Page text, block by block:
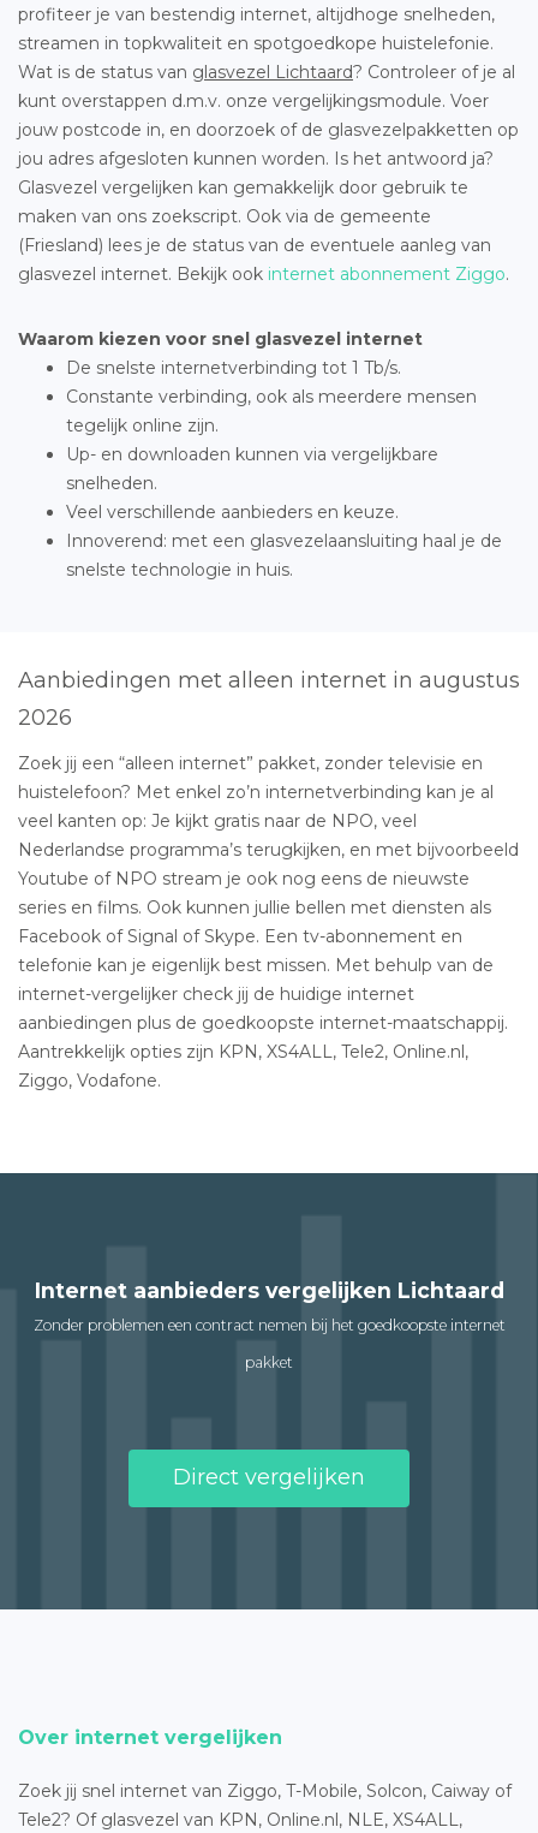
profiteer je van bestendig internet, altijdhoge snelheden,
streamen in topkwaliteit en spotgoedkope huistelefonie.
Wat is de status van glasvezel Lichtaard? Controleer of je al
kunt overstappen d.m.v. onze vergelijkingsmodule. Voer
jouw postcode in, en doorzoek of de glasvezelpakketten op
jou adres afgesloten kunnen worden. Is het antwoord ja?
Glasvezel vergelijken kan gemakkelijk door gebruik te
maken van ons zoekscript. Ook via de gemeente
(Friesland) lees je de status van de eventuele aanleg van
glasvezel internet. Bekijk ook internet abonnement Ziggo.
Waarom kiezen voor snel glasvezel internet
De snelste internetverbinding tot 1 Tb/s.
Constante verbinding, ook als meerdere mensen
tegelijk online zijn.
Up- en downloaden kunnen via vergelijkbare
snelheden.
Veel verschillende aanbieders en keuze.
Innoverend: met een glasvezelaansluiting haal je de
snelste technologie in huis.
Aanbiedingen met alleen internet in augustus
2026
Zoek jij een “alleen internet” pakket, zonder televisie en
huistelefoon? Met enkel zo’n internetverbinding kan je al
veel kanten op: Je kijkt gratis naar de NPO, veel
Nederlandse programma’s terugkijken, en met bijvoorbeeld
Youtube of NPO stream je ook nog eens de nieuwste
series en films. Ook kunnen jullie bellen met diensten als
Facebook of Signal of Skype. Een tv-abonnement en
telefonie kan je eigenlijk best missen. Met behulp van de
internet-vergelijker check jij de huidige internet
aanbiedingen plus de goedkoopste internet-maatschappij.
Aantrekkelijk opties zijn KPN, XS4ALL, Tele2, Online.nl,
Ziggo, Vodafone.
Internet aanbieders vergelijken Lichtaard
Zonder problemen een contract nemen bij het goedkoopste internet
pakket
Direct vergelijken
Over internet vergelijken
Zoek jij snel internet van Ziggo, T-Mobile, Solcon, Caiway of
Tele2? Of glasvezel van KPN, Online.nl, NLE, XS4ALL,